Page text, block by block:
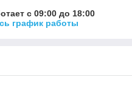
с 09:00 до 18:00
график работы